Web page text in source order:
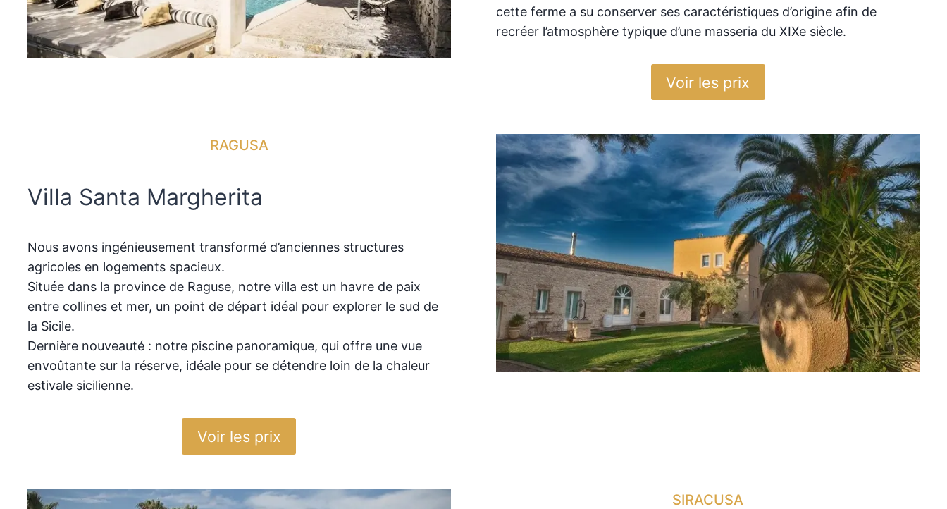
cette ferme a su conserver ses caractéristiques d’origine afin de
recréer l’atmosphère typique d’une masseria du XIXe siècle.
Voir les prix
RAGUSA
Villa Santa Margherita
Nous avons ingénieusement transformé d’anciennes structures
agricoles en logements spacieux.
Située dans la province de Raguse, notre villa est un havre de paix
entre collines et mer, un point de départ idéal pour explorer le sud de
la Sicile.
Dernière nouveauté : notre piscine panoramique, qui offre une vue
envoûtante sur la réserve, idéale pour se détendre loin de la chaleur
estivale sicilienne.
Voir les prix
SIRACUSA